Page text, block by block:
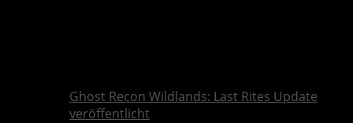
Ghost Recon Wildlands: Last Rites Update
veröffentlicht